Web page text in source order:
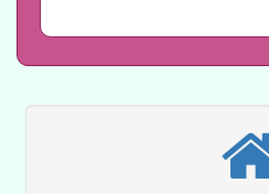
用水績優
動」
開 智慧啟
本校115
招甄選結
適應運動
本館辦理